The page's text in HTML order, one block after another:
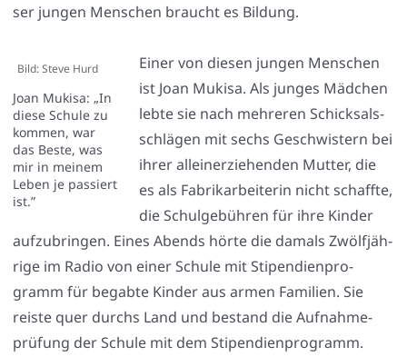
ser jun­gen Men­schen braucht es Bil­dung.
Bild: Ste­ve Hurd
Joan Muki­sa: „In
die­se Schu­le zu
kom­men, war
das Bes­te, was
mir in mei­nem
Leben je pas­siert
ist.”
Einer von die­sen jun­gen Men­schen
ist Joan Muki­sa. Als jun­ges Mäd­chen
leb­te sie nach meh­re­ren Schick­sals­
schlä­gen mit sechs Geschwis­tern bei
ihrer allein­er­zie­hen­den Mut­ter, die
es als Fabrik­ar­bei­te­rin nicht schaff­te,
die Schul­ge­büh­ren für ihre Kin­der
auf­zu­brin­gen. Eines Abends hör­te die damals Zwölf­jäh­
ri­ge im Radio von einer Schu­le mit Sti­pen­di­en­pro­
gramm für begab­te Kin­der aus armen Fami­li­en. Sie
reis­te quer durchs Land und bestand die Auf­nah­me­
prü­fung der Schu­le mit dem Sti­pen­di­en­pro­gramm.